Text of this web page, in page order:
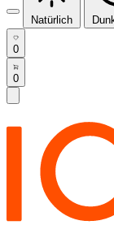
Natürlich
0
0